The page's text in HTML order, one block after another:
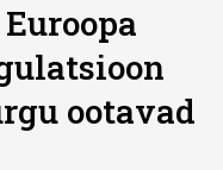
ootavad